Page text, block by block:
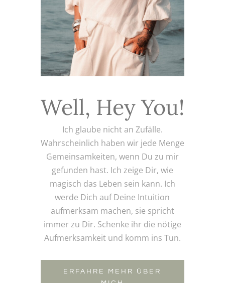
Well, Hey You!
Ich glaube nicht an Zufälle.
Wahrscheinlich haben wir jede Menge
Gemeinsamkeiten, wenn Du zu mir
gefunden hast. Ich zeige Dir, wie
magisch das Leben sein kann. Ich
werde Dich auf Deine Intuition
aufmerksam machen, sie spricht
immer zu Dir. Schenke ihr die nötige
Aufmerksamkeit und komm ins Tun.
ERFAHRE MEHR ÜBER